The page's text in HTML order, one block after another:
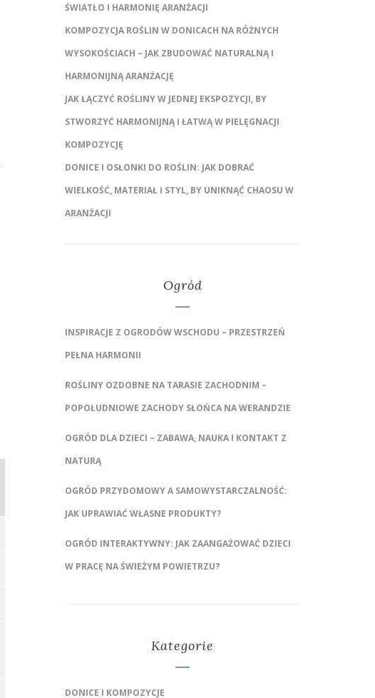
ŚWIATŁO I HARMONIĘ ARANŻACJI
KOMPOZYCJA ROŚLIN W DONICACH NA RÓŻNYCH
WYSOKOŚCIACH – JAK ZBUDOWAĆ NATURALNĄ I
HARMONIJNĄ ARANŻACJĘ
JAK ŁĄCZYĆ ROŚLINY W JEDNEJ EKSPOZYCJI, BY
STWORZYĆ HARMONIJNĄ I ŁATWĄ W PIELĘGNACJI
KOMPOZYCJĘ
DONICE I OSŁONKI DO ROŚLIN: JAK DOBRAĆ
WIELKOŚĆ, MATERIAŁ I STYL, BY UNIKNĄĆ CHAOSU W
ARANŻACJI
Ogród
INSPIRACJE Z OGRODÓW WSCHODU – PRZESTRZEŃ
PEŁNA HARMONII
ROŚLINY OZDOBNE NA TARASIE ZACHODNIM –
POPOŁUDNIOWE ZACHODY SŁOŃCA NA WERANDZIE
OGRÓD DLA DZIECI – ZABAWA, NAUKA I KONTAKT Z
NATURĄ
OGRÓD PRZYDOMOWY A SAMOWYSTARCZALNOŚĆ:
JAK UPRAWIAĆ WŁASNE PRODUKTY?
OGRÓD INTERAKTYWNY: JAK ZAANGAŻOWAĆ DZIECI
W PRACĘ NA ŚWIEŻYM POWIETRZU?
Kategorie
DONICE I KOMPOZYCJE